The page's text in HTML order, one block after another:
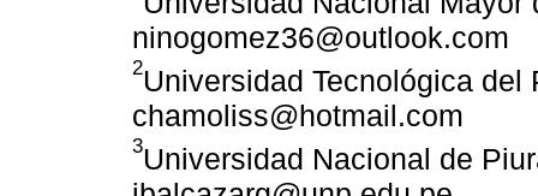
ninogomez36@outlook.com
2Universidad Tecnológica
chamoliss@hotmail.com
3Universidad Nacional de